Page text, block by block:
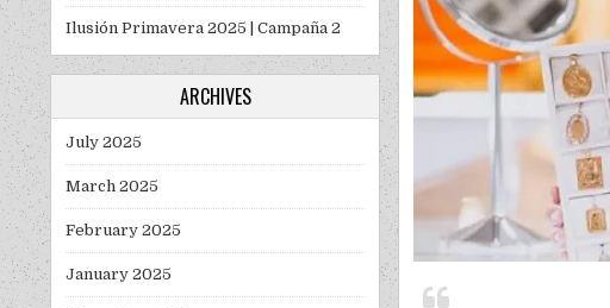
Ilusión Primavera 2025 | Campaña 2
ARCHIVES
July 2025
March 2025
February 2025
January 2025